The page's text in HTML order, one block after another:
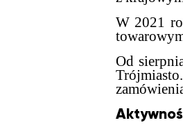
W 2021
Od